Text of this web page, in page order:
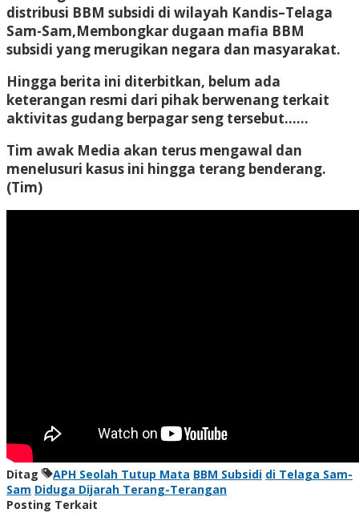
distribusi BBM subsidi di wilayah Kandis–Telaga
Sam-Sam,Membongkar dugaan mafia BBM
subsidi yang merugikan negara dan masyarakat.
Hingga berita ini diterbitkan, belum ada
keterangan resmi dari pihak berwenang terkait
aktivitas gudang berpagar seng tersebut……
Tim awak Media akan terus mengawal dan
menelusuri kasus ini hingga terang benderang.
(Tim)
Ditag APH Seolah Tutup Mata BBM Subsidi di Telaga Sam-
Sam Diduga Dijarah Terang-Terangan
Posting Terkait